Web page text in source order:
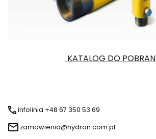
KATALOG DO
infolinia +48 67 350 53 69
zamowienia@hydron.com.pl